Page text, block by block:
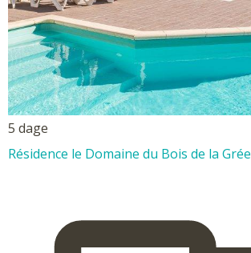
5 dage
Résidence le Domaine du Bois de la Grée